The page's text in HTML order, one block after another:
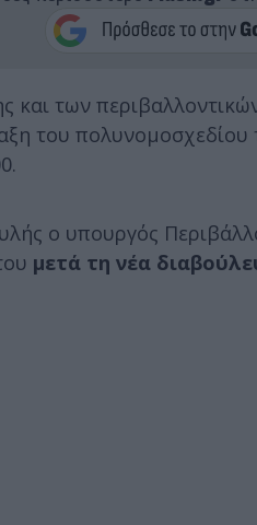
και των
του πολυνομοσχεδίου
ο υπουργός
μετά τη νέα